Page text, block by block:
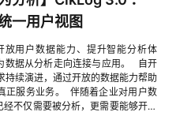
一用户视图
用户数据能力、提升智能分析体
数据从分析走向连接与应用。 自开
续演进，通过开放的数据能力帮助
正服务业务。 伴随着企业对用户数
不仅需要被分析，更需要能够开放